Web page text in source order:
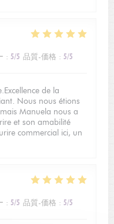
: 5/5 品質-価格 : 5/5
de la
Nous nous étions
Manuela nous a
et son amabilité
commercial ici, un
: 5/5 品質-価格 : 5/5